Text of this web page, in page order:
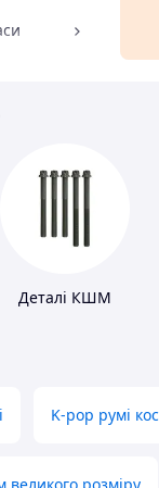
Деталі КШМ
K-pop румі